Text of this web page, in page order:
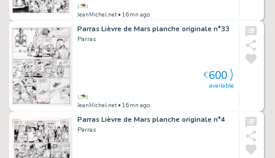
JeanMichel.net• 16mn ago
Parras Lièvre de Mars planche originale n°33
Parras
JeanMichel.net• 16mn ago
available
€600
Parras Lièvre de Mars planche originale n°4
Parras